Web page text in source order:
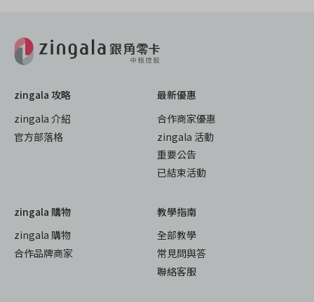
zingala 攻略
zingala 介紹
官方部落格
最新優惠
合作商家優惠
zingala 活動
重要公告
已結束活動
zingala 購物
zingala 購物
合作品牌商家
教學指南
全部教學
常見問與答
聯絡客服